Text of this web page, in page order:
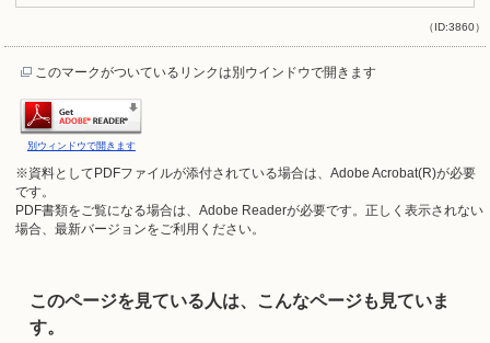
（ID:3860）
このマークがついているリンクは別ウインドウで開きます
別ウィンドウで開きます
※資料としてPDFファイルが添付されている場合は、Adobe Acrobat(R)が必要
です。
PDF書類をご覧になる場合は、Adobe Readerが必要です。正しく表示されない
場合、最新バージョンをご利用ください。
このページを見ている人は、こんなページも見ていま
す。